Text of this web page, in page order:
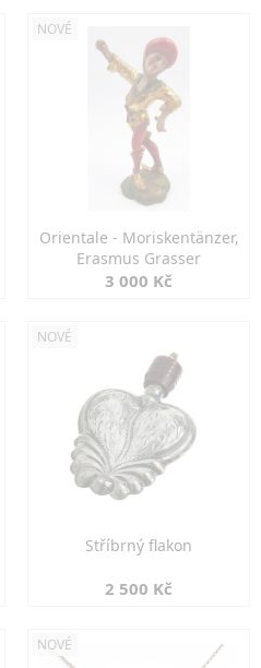
NOVÉ
Orientale - Moriskentänzer,
Erasmus Grasser
3 000 Kč
NOVÉ
Stříbrný flakon
2 500 Kč
NOVÉ